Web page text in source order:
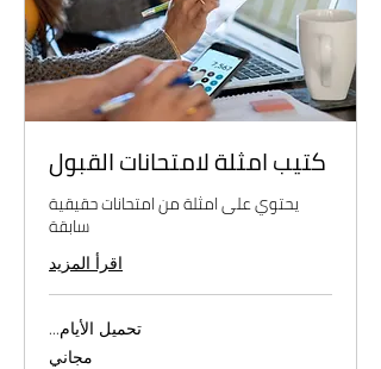
كتيب امثلة لامتحانات القبول
يحتوي على امثلة من امتحانات حقيقية
سابقة
اقرأ المزيد
تحميل الأيام...
مجاني